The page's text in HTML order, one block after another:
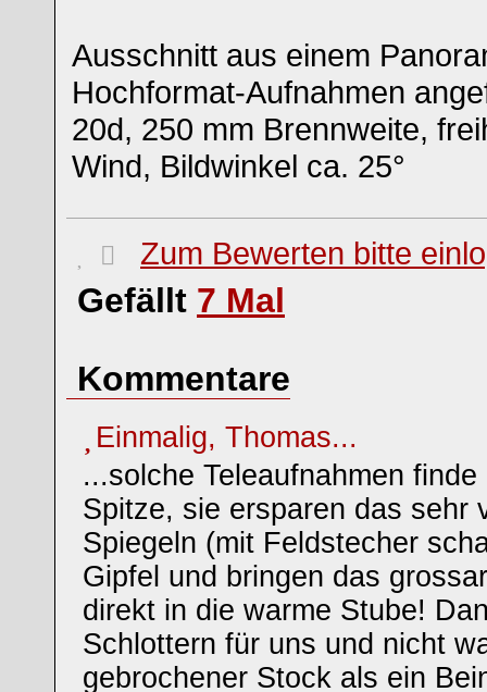
Ausschnitt aus einem
Hochformat-Aufnahmen
20d, 250 mm Brennweite,
Wind, Bildwinkel ca. 25°
Zum Bewerten bitte
Gefällt 7 Mal
Kommentare
Einmalig, Thomas...
...solche Teleaufnahmen
Spitze, sie ersparen das sehr
Spiegeln (mit Feldstecher
Gipfel und bringen das
direkt in die warme Stube!
Schlottern für uns und nicht
gebrochener Stock als ein